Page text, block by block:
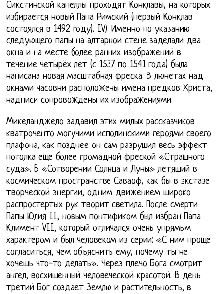
Сикстинской капеллы проходят Конклавы, на которых
избирается новый Папа Римский (первый Конклав
состоялся в 1492 году). IV). Именно по указанию
следующего папы на алтарной стене заделали два
окна и на месте более ранних изображений в
течение четырёх лет (с 1537 по 1541 года) была
написана новая масштабная фреска. В люнетах над
окнами часовни расположены имена предков Христа,
надписи сопровождены их изображениями.
Микеланджело задавил этих милых рассказчиков
кватроченто могучими исполинскими героями своего
плафона, как позднее он сам разрушил весь эффект
потолка еще более громадной фреской «Страшного
суда». В «Сотворении Солнца и Луны» летящий в
космическом пространстве Саваоф, как бы в экстазе
творческой энергии, одним движением широко
распростертых рук творит светила. После смерти
Папы Юлия II, новым понтификом был избран Папа
Климент VII, который отличался очень упрямым
характером и был человеком из серии: «С ним проще
согласиться, чем объяснить ему, почему ты не
хочешь что-то делать». Через плечо Бога смотрит
ангел, восхищенный человеческой красотой. В день
третий Бог создает Землю и растительность, в